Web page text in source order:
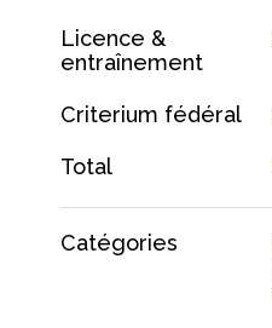
Licence &
entraînement
Criterium fédéral
Total
Catégories